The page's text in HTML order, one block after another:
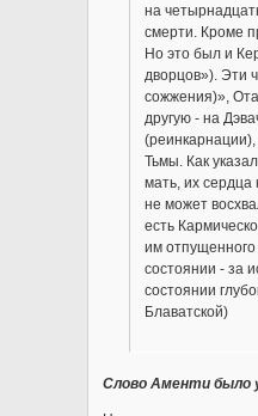
на
смерти. Кроме
Но это был и
дворцов»). Эти
сожжения)»,
другую - на
Тьмы. Как
мать, их сердца
не может
есть
им отпущенного
состоянии - за
состоянии
Блаватской)
Слово Аменти было